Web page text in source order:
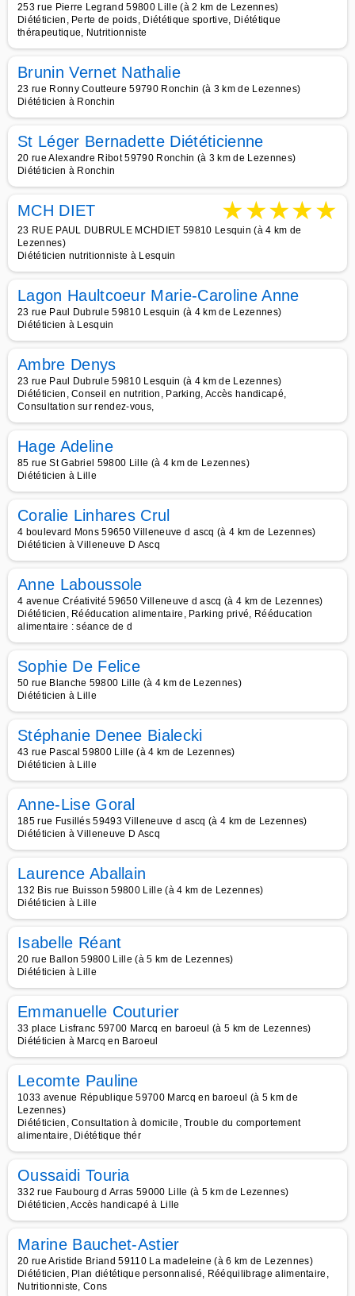
253 rue Pierre Legrand 59800 Lille (à 2 km de Lezennes)
Diététicien, Perte de poids, Diététique sportive, Diététique
thérapeutique, Nutritionniste
Brunin Vernet Nathalie
23 rue Ronny Coutteure 59790 Ronchin (à 3 km de Lezennes)
Diététicien à Ronchin
St Léger Bernadette Diététicienne
20 rue Alexandre Ribot 59790 Ronchin (à 3 km de Lezennes)
Diététicien à Ronchin
MCH DIET ★★★★★
23 RUE PAUL DUBRULE MCHDIET 59810 Lesquin (à 4 km de
Lezennes)
Diététicien nutritionniste à Lesquin
Lagon Haultcoeur Marie-Caroline Anne
23 rue Paul Dubrule 59810 Lesquin (à 4 km de Lezennes)
Diététicien à Lesquin
Ambre Denys
23 rue Paul Dubrule 59810 Lesquin (à 4 km de Lezennes)
Diététicien, Conseil en nutrition, Parking, Accès handicapé,
Consultation sur rendez-vous,
Hage Adeline
85 rue St Gabriel 59800 Lille (à 4 km de Lezennes)
Diététicien à Lille
Coralie Linhares Crul
4 boulevard Mons 59650 Villeneuve d ascq (à 4 km de Lezennes)
Diététicien à Villeneuve D Ascq
Anne Laboussole
4 avenue Créativité 59650 Villeneuve d ascq (à 4 km de Lezennes)
Diététicien, Rééducation alimentaire, Parking privé, Rééducation
alimentaire : séance de d
Sophie De Felice
50 rue Blanche 59800 Lille (à 4 km de Lezennes)
Diététicien à Lille
Stéphanie Denee Bialecki
43 rue Pascal 59800 Lille (à 4 km de Lezennes)
Diététicien à Lille
Anne-Lise Goral
185 rue Fusillés 59493 Villeneuve d ascq (à 4 km de Lezennes)
Diététicien à Villeneuve D Ascq
Laurence Aballain
132 Bis rue Buisson 59800 Lille (à 4 km de Lezennes)
Diététicien à Lille
Isabelle Réant
20 rue Ballon 59800 Lille (à 5 km de Lezennes)
Diététicien à Lille
Emmanuelle Couturier
33 place Lisfranc 59700 Marcq en baroeul (à 5 km de Lezennes)
Diététicien à Marcq en Baroeul
Lecomte Pauline
1033 avenue République 59700 Marcq en baroeul (à 5 km de
Lezennes)
Diététicien, Consultation à domicile, Trouble du comportement
alimentaire, Diététique thér
Oussaidi Touria
332 rue Faubourg d Arras 59000 Lille (à 5 km de Lezennes)
Diététicien, Accès handicapé à Lille
Marine Bauchet-Astier
20 rue Aristide Briand 59110 La madeleine (à 6 km de Lezennes)
Diététicien, Plan diététique personnalisé, Rééquilibrage alimentaire,
Nutritionniste, Cons